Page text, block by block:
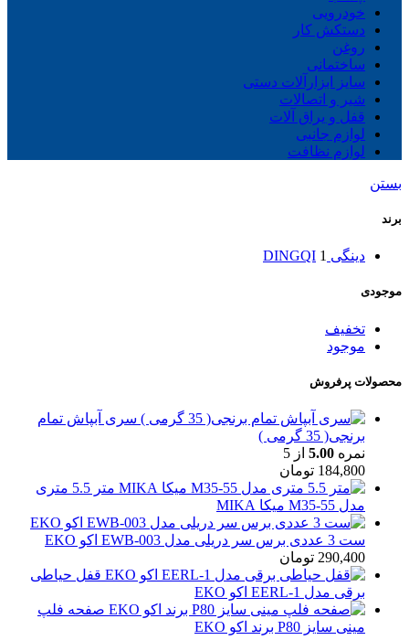
خودرویی
دستکش کار
روغن
ساختمانی
سایز ابزارآلات دستی
شیر و اتصالات
قفل و یراق آلات
لوازم جانبی
لوازم نظافت
بستن
برند
دینگی DINGQI 1
موجودی
تخفیف
موجود
محصولات پرفروش
سری آبپاش تمام
برنجی( 35 گرمی )
نمره 5.00 از 5
184,800 تومان
متر 5.5 متری
مدل M35-55 میکا MIKA
ست 3 عددی برس سر دریلی مدل EWB-003 اکو EKO
290,400 تومان
قفل حیاطی
برقی مدل EERL-1 اکو EKO
صفحه فلپ
مینی سایز P80 برند اکو EKO